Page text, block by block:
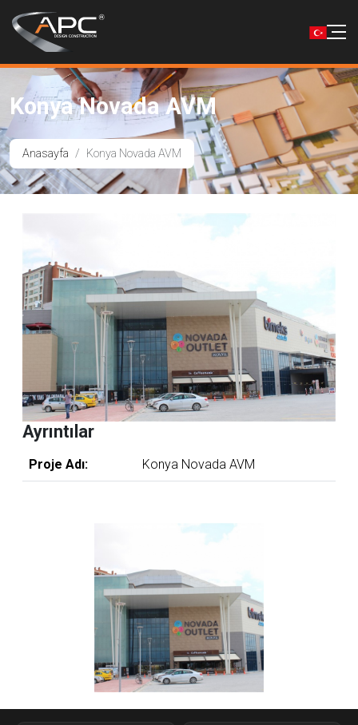
Konya Novada AVM
Anasayfa Konya Novada AVM
Ayrıntılar
Proje Adı: Konya Novada AVM